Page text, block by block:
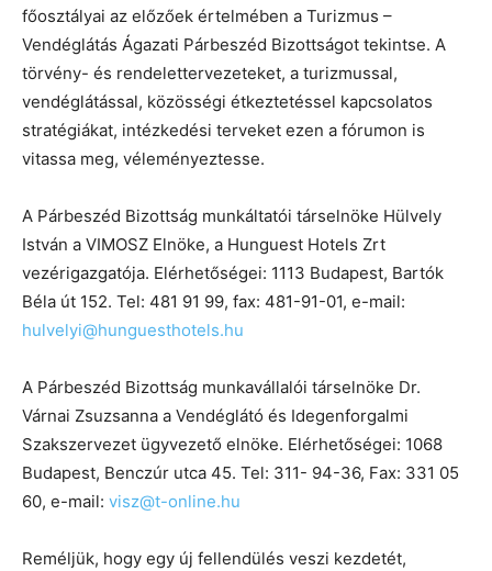
főosztályai az előzőek értelmében a Turizmus –
Vendéglátás Ágazati Párbeszéd Bizottságot tekintse. A
törvény- és rendelettervezeteket, a turizmussal,
vendéglátással, közösségi étkeztetéssel kapcsolatos
stratégiákat, intézkedési terveket ezen a fórumon is
vitassa meg, véleményeztesse.
A Párbeszéd Bizottság munkáltatói társelnöke Hülvely
István a VIMOSZ Elnöke, a Hunguest Hotels Zrt
vezérigazgatója. Elérhetőségei: 1113 Budapest, Bartók
Béla út 152. Tel: 481 91 99, fax: 481-91-01, e-mail:
hulvelyi@hunguesthotels.hu
A Párbeszéd Bizottság munkavállalói társelnöke Dr.
Várnai Zsuzsanna a Vendéglátó és Idegenforgalmi
Szakszervezet ügyvezető elnöke. Elérhetőségei: 1068
Budapest, Benczúr utca 45. Tel: 311- 94-36, Fax: 331 05
60, e-mail: visz@t-online.hu
Reméljük, hogy egy új fellendülés veszi kezdetét,